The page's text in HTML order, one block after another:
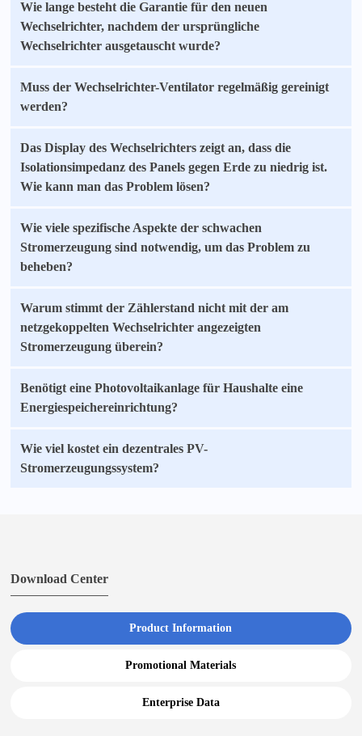
Wie lange besteht die Garantie für den neuen
Wechselrichter, nachdem der ursprüngliche
Wechselrichter ausgetauscht wurde?
Muss der Wechselrichter-Ventilator regelmäßig gereinigt
werden?
Das Display des Wechselrichters zeigt an, dass die
Isolationsimpedanz des Panels gegen Erde zu niedrig ist.
Wie kann man das Problem lösen?
Wie viele spezifische Aspekte der schwachen
Stromerzeugung sind notwendig, um das Problem zu
beheben?
Warum stimmt der Zählerstand nicht mit der am
netzgekoppelten Wechselrichter angezeigten
Stromerzeugung überein?
Benötigt eine Photovoltaikanlage für Haushalte eine
Energiespeichereinrichtung?
Wie viel kostet ein dezentrales PV-
Stromerzeugungssystem?